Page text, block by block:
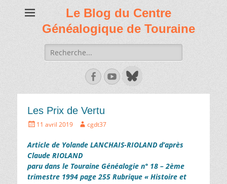
Le Blog du Centre
Généalogique de Touraine
Recherche
de:
Facebook
Youtube
Les Prix de Vertu
Écrit11 avril 2019 Auteur
cgdt37
Article de Yolande LANCHAIS-RIOLAND d’après
Claude RIOLAND
paru dans le Touraine Généalogie n° 18 – 2ème
trimestre 1994 page 255 Rubrique « Histoire et